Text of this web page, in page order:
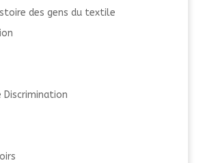
des gens du textile
Discrimination